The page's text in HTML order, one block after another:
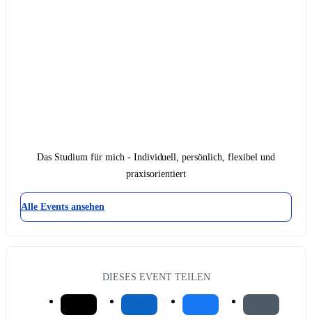
Das Studium für mich - Individuell, persönlich, flexibel und
praxisorientiert
Alle Events ansehen
DIESES EVENT TEILEN